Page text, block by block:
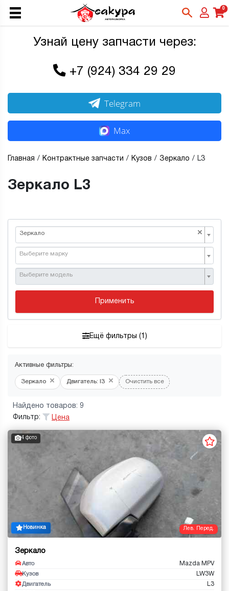
0
Узнай цену запчасти через:
+7 (924) 334 29 29
Telegram
Max
Главная Контрактные запчасти Кузов Зеркало L3
Зеркало L3
×
Зеркало
Выберите марку
Выберите модель
Применить
Ещё фильтры (1)
Активные фильтры:
Зеркало × Двигатель: l3 × Очистить все
Найдено товаров: 9
Фильтр:
Цена
Лев. Перед.
4 фото
Новинка
Зеркало
Авто Mazda MPV
Кузов LW3W
Двигатель L3